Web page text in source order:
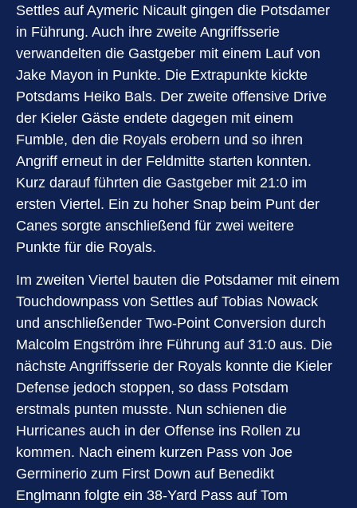
Settles auf Aymeric Nicault gingen die Potsdamer
in Führung. Auch ihre zweite Angriffsserie
verwandelten die Gastgeber mit einem Lauf von
Jake Mayon in Punkte. Die Extrapunkte kickte
Potsdams Heiko Bals. Der zweite offensive Drive
der Kieler Gäste endete dagegen mit einem
Fumble, den die Royals erobern und so ihren
Angriff erneut in der Feldmitte starten konnten.
Kurz darauf führten die Gastgeber mit 21:0 im
ersten Viertel. Ein zu hoher Snap beim Punt der
Canes sorgte anschließend für zwei weitere
Punkte für die Royals.
Im zweiten Viertel bauten die Potsdamer mit einem
Touchdownpass von Settles auf Tobias Nowack
und anschließender Two-Point Conversion durch
Malcolm Engström ihre Führung auf 31:0 aus. Die
nächste Angriffsserie der Royals konnte die Kieler
Defense jedoch stoppen, so dass Potsdam
erstmals punten musste. Nun schienen die
Hurricanes auch in der Offense ins Rollen zu
kommen. Nach einem kurzen Pass von Joe
Germinerio zum First Down auf Benedikt
Englmann folgte ein 38-Yard Pass auf Tom